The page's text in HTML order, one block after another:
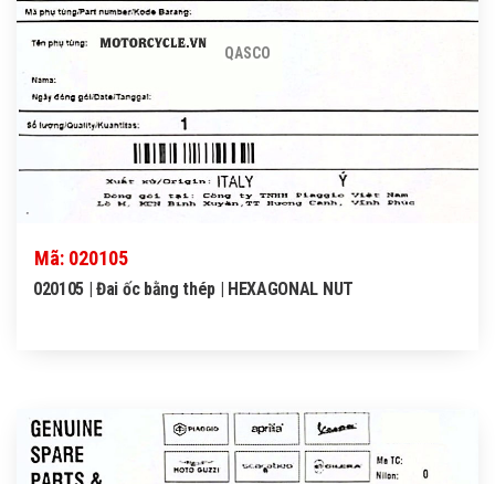
QASCO
Mã: 020105
020105 | Đai ốc bằng thép | HEXAGONAL NUT